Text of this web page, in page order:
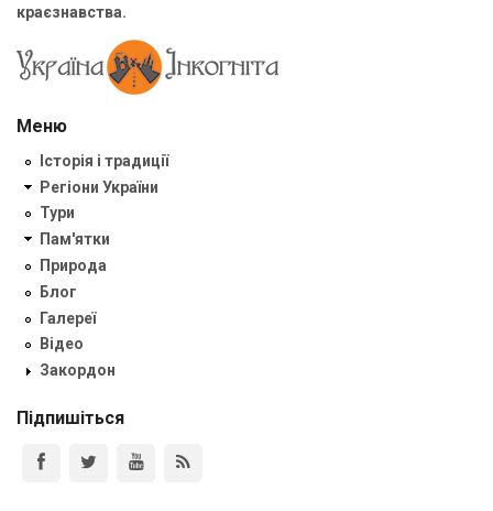
краєзнавства.
Меню
Історія і традиції
Регіони України
Тури
Пам'ятки
Природа
Блог
Галереї
Відео
Закордон
Підпишіться